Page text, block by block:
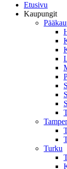
Etusivu
Kaupungit
Turku